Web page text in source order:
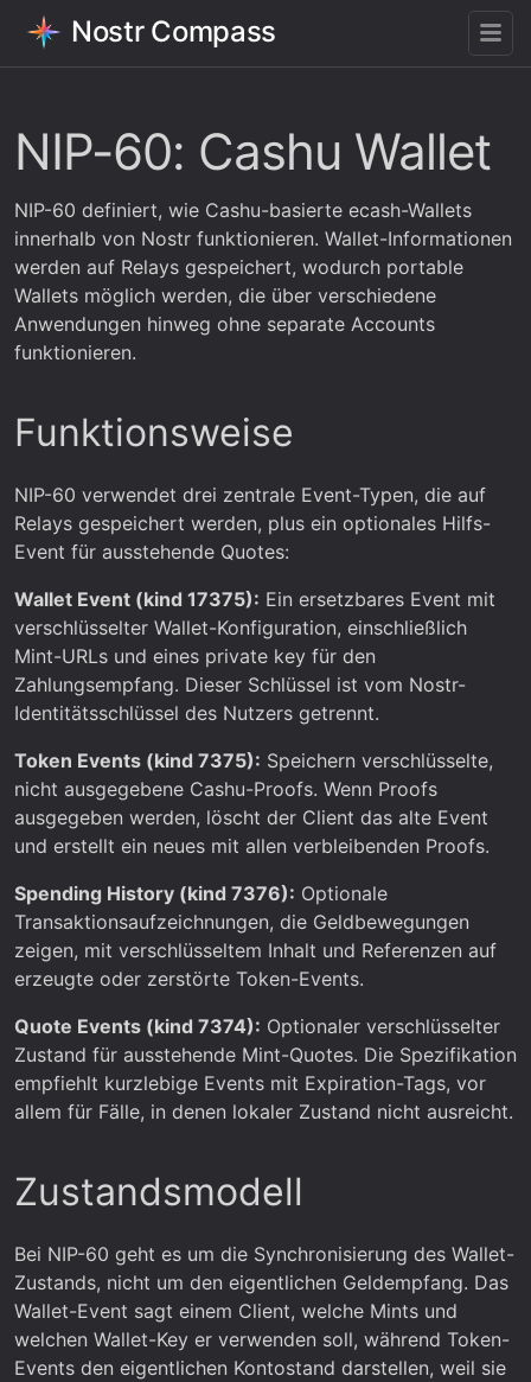
Nostr Compass
NIP-60: Cashu Wallet
NIP-60 definiert, wie Cashu-basierte ecash-Wallets
innerhalb von Nostr funktionieren. Wallet-Informationen
werden auf Relays gespeichert, wodurch portable
Wallets möglich werden, die über verschiedene
Anwendungen hinweg ohne separate Accounts
funktionieren.
Funktionsweise
NIP-60 verwendet drei zentrale Event-Typen, die auf
Relays gespeichert werden, plus ein optionales Hilfs-
Event für ausstehende Quotes:
Wallet Event (kind 17375): Ein ersetzbares Event mit
verschlüsselter Wallet-Konfiguration, einschließlich
Mint-URLs und eines private key für den
Zahlungsempfang. Dieser Schlüssel ist vom Nostr-
Identitätsschlüssel des Nutzers getrennt.
Token Events (kind 7375): Speichern verschlüsselte,
nicht ausgegebene Cashu-Proofs. Wenn Proofs
ausgegeben werden, löscht der Client das alte Event
und erstellt ein neues mit allen verbleibenden Proofs.
Spending History (kind 7376): Optionale
Transaktionsaufzeichnungen, die Geldbewegungen
zeigen, mit verschlüsseltem Inhalt und Referenzen auf
erzeugte oder zerstörte Token-Events.
Quote Events (kind 7374): Optionaler verschlüsselter
Zustand für ausstehende Mint-Quotes. Die Spezifikation
empfiehlt kurzlebige Events mit Expiration-Tags, vor
allem für Fälle, in denen lokaler Zustand nicht ausreicht.
Zustandsmodell
Bei NIP-60 geht es um die Synchronisierung des Wallet-
Zustands, nicht um den eigentlichen Geldempfang. Das
Wallet-Event sagt einem Client, welche Mints und
welchen Wallet-Key er verwenden soll, während Token-
Events den eigentlichen Kontostand darstellen, weil sie